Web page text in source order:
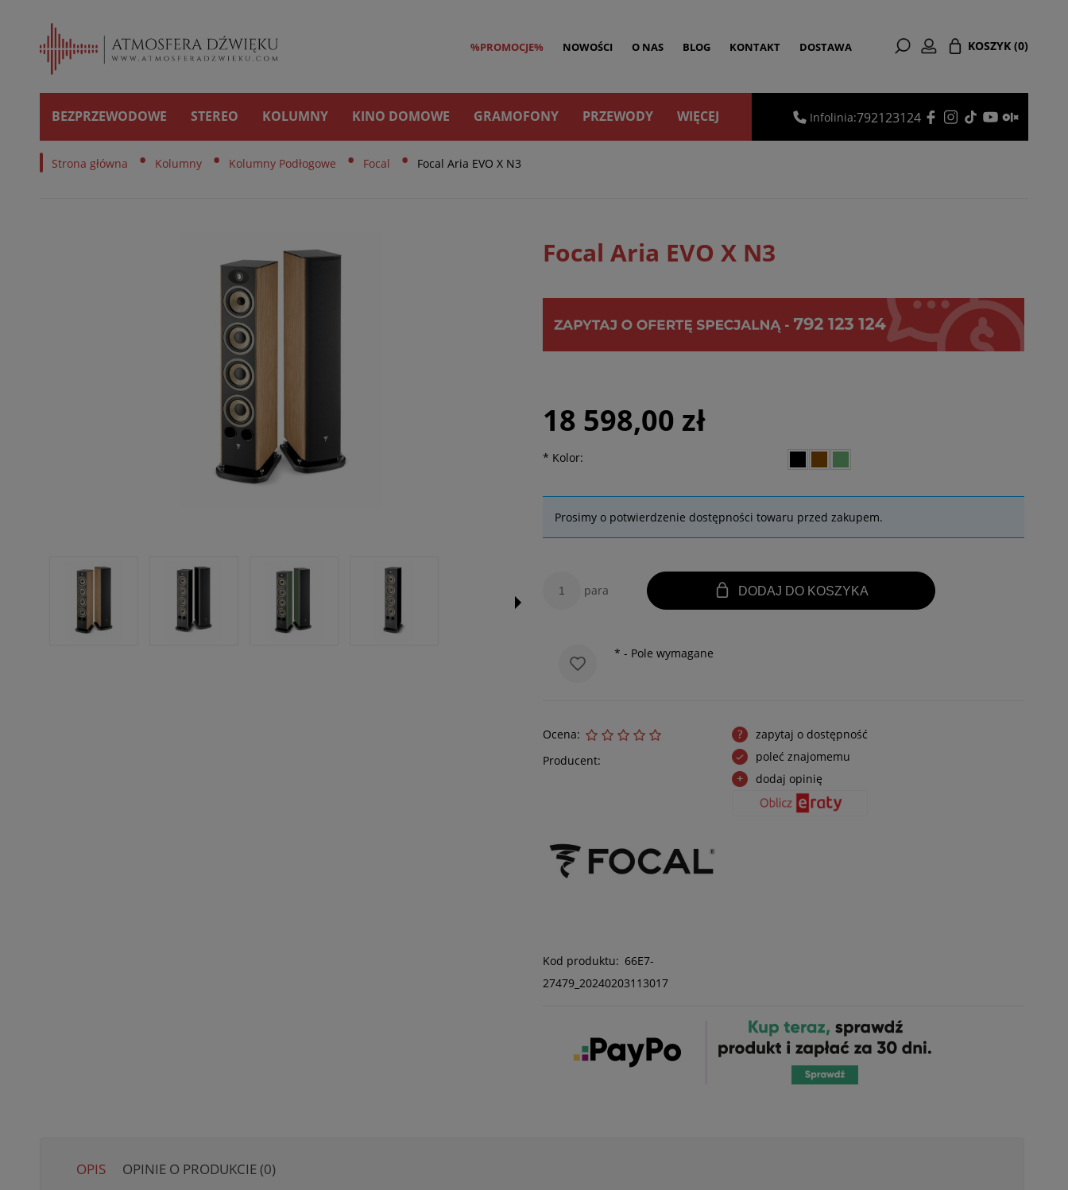
KOSZYK (0)
%PROMOCJE% NOWOŚCI O NAS BLOG KONTAKT DOSTAWA
BEZPRZEWODOWE STEREO KOLUMNY KINO DOMOWE GRAMOFONY PRZEWODY WIĘCEJ Infolinia:792123124
Strona główna • Kolumny • Kolumny Podłogowe • Focal • Focal Aria EVO X N3
Focal Aria EVO X N3
18 598,00 zł
* Kolor:
Prosimy o potwierdzenie dostępności towaru przed zakupem.
para DODAJ DO KOSZYKA
* - Pole wymagane
Ocena:
Producent:
Kod produktu: 66E7-
27479_20240203113017
zapytaj o dostępność
poleć znajomemu
dodaj opinię
OPIS OPINIE O PRODUKCIE (0)